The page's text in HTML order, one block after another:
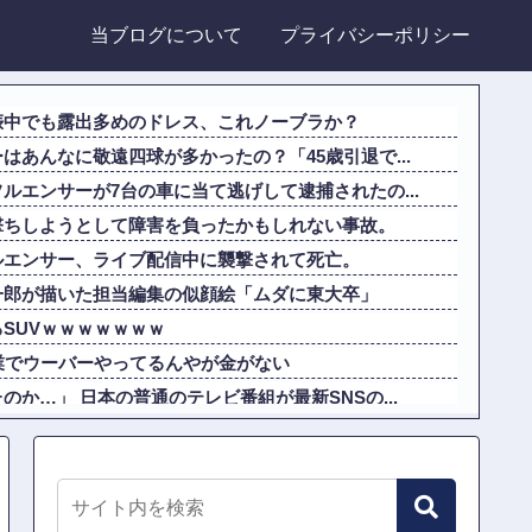
当ブログについて プライバシーポリシー
中でも露出多めのドレス、これノーブラか？
はあんなに敬遠四球が多かったの？「45歳引退で...
エンサーが7台の車に当て逃げして逮捕されたの...
しようとして障害を負ったかもしれない事故。
ンサー、ライブ配信中に襲撃されて死亡。
が描いた担当編集の似顔絵「ムダに東大卒」
ｗｗｗｗｗｗｗ
ウーバーやってるんやが金がない
か…」 日本の普通のテレビ番組が最新SNSの...
服を着てたらどう思われる？」
ろに足を運べばクーラーが…」 高市首相の避難所...